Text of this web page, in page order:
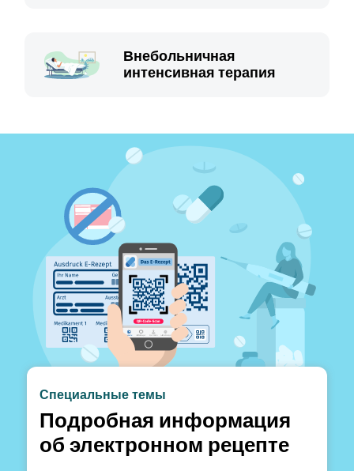
Внебольничная
интенсивная терапия
Специальные темы
Подробная информация
об электронном рецепте